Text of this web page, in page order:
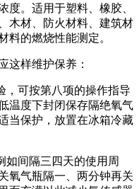
度。适用于塑料、橡胶、
木材、防火材料、建筑材
料的燃烧性能测定。
样维护保养：
可按第八项的操作指导
温度下封闭保存隔绝氧气
当保护，放置在冰箱冷藏
间隔三四天的使用周
氧气瓶隔一、两分钟再关